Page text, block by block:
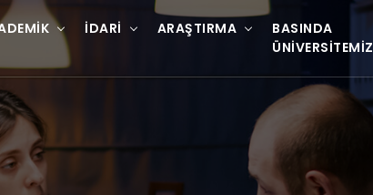
İDARI ARAŞTIRMA
BASINDA
ÜNIVERSITEMIZ